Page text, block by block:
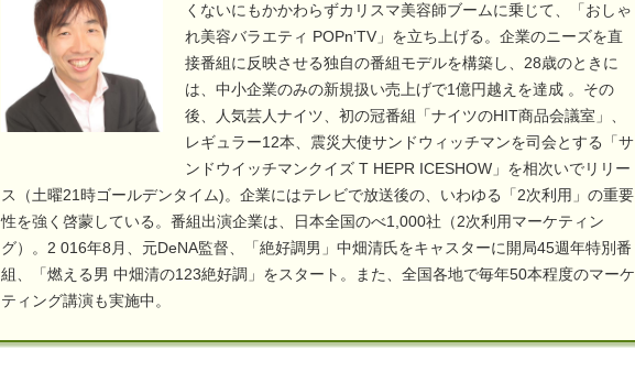
くないにもかかわらずカリスマ美容師ブームに乗じて、「おしゃ
れ美容バラエティ POPnʼTV」を立ち上げる。企業のニーズを直
接番組に反映させる独自の番組モデルを構築し、28歳のときに
は、中小企業のみの新規扱い売上げで1億円越えを達成 。その
後、人気芸人ナイツ、初の冠番組「ナイツのHIT商品会議室」、
レギュラー12本、震災大使サンドウィッチマンを司会とする「サ
ンドウイッチマンクイズ T HEPR ICESHOW」を相次いでリリー
ス（土曜21時ゴールデンタイム)。企業にはテレビで放送後の、いわゆる「2次利用」の重要
性を強く啓蒙している。番組出演企業は、日本全国のべ1,000社（2次利用マーケティン
グ）。2 016年8月、元DeNA監督、「絶好調男」中畑清氏をキャスターに開局45週年特別番
組、「燃える男 中畑清の123絶好調」をスタート。また、全国各地で毎年50本程度のマーケ
ティング講演も実施中。